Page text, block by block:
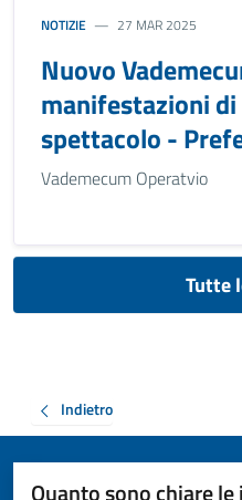
NOTIZIE 27 MAR 2025
Nuovo
manifestazioni
spettacolo -
Vademecum Operatvio
Tutte
Indietro
Quanto sono chiare